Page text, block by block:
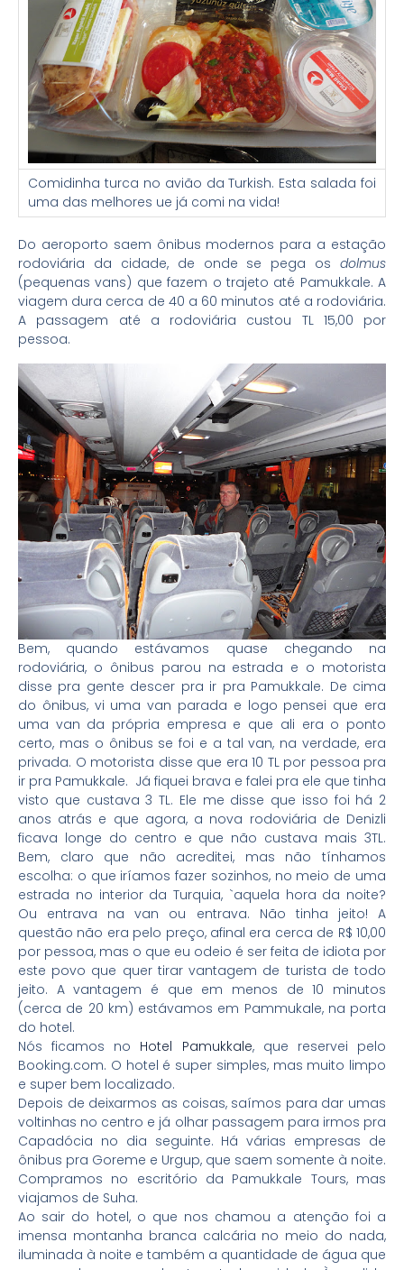
Comidinha turca no avião da Turkish. Esta salada foi
uma das melhores ue já comi na vida!
Do aeroporto saem ônibus modernos para a estação
rodoviária da cidade, de onde se pega os dolmus
(pequenas vans) que fazem o trajeto até Pamukkale. A
viagem dura cerca de 40 a 60 minutos até a rodoviária.
A passagem até a rodoviária custou TL 15,00 por
pessoa.
Bem, quando estávamos quase chegando na
rodoviária, o ônibus parou na estrada e o motorista
disse pra gente descer pra ir pra Pamukkale. De cima
do ônibus, vi uma van parada e logo pensei que era
uma van da própria empresa e que ali era o ponto
certo, mas o ônibus se foi e a tal van, na verdade, era
privada. O motorista disse que era 10 TL por pessoa pra
ir pra Pamukkale. Já fiquei brava e falei pra ele que tinha
visto que custava 3 TL. Ele me disse que isso foi há 2
anos atrás e que agora, a nova rodoviária de Denizli
ficava longe do centro e que não custava mais 3TL.
Bem, claro que não acreditei, mas não tínhamos
escolha: o que iríamos fazer sozinhos, no meio de uma
estrada no interior da Turquia, `aquela hora da noite?
Ou entrava na van ou entrava. Não tinha jeito! A
questão não era pelo preço, afinal era cerca de R$ 10,00
por pessoa, mas o que eu odeio é ser feita de idiota por
este povo que quer tirar vantagem de turista de todo
jeito. A vantagem é que em menos de 10 minutos
(cerca de 20 km) estávamos em Pammukale, na porta
do hotel.
Nós ficamos no Hotel Pamukkale, que reservei pelo
Booking.com. O hotel é super simples, mas muito limpo
e super bem localizado.
Depois de deixarmos as coisas, saímos para dar umas
voltinhas no centro e já olhar passagem para irmos pra
Capadócia no dia seguinte. Há várias empresas de
ônibus pra Goreme e Urgup, que saem somente à noite.
Compramos no escritório da Pamukkale Tours, mas
viajamos de Suha.
Ao sair do hotel, o que nos chamou a atenção foi a
imensa montanha branca calcária no meio do nada,
iluminada à noite e também a quantidade de água que